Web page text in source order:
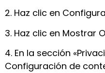
2. Haz clic en
3. Haz clic en Mostrar
4. En la sección
Configuración de